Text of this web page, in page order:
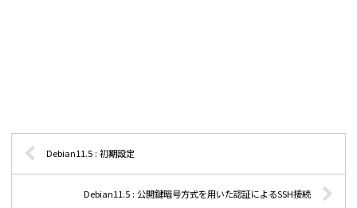
Debian11.5 : 初期設定
Debian11.5 : 公開鍵暗号方式を用いた認証によるSSH接続